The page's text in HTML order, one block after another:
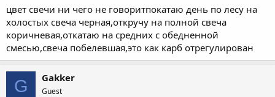
колпак(трубку), свечи, всё без толку на 3-4 дня. Что посоветуете
?
цвет свечи ни чего не говоритпокатаю день по лесу на
холостых свеча черная,откручу на полной свеча
коричневая,откатаю на средних с обедненной
смесью,свеча побелевшая,это как карб отрегулирован
G Gakker
Guest